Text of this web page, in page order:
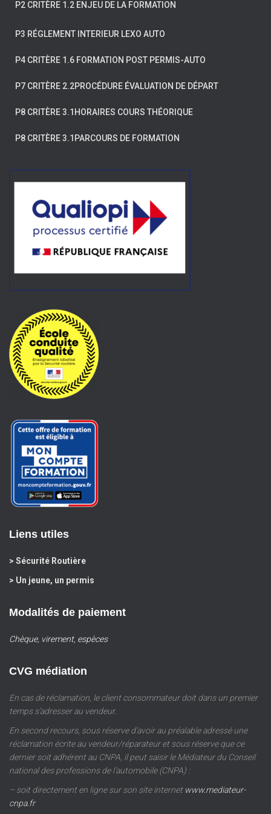
P2 CRITÈRE 1.2 ENJEU DE LA FORMATION
P3 RÉGLEMENT INTERIEUR LEXO AUTO
P4 CRITÈRE 1.6 FORMATION POST PERMIS-AUTO
P7 CRITÈRE 2.2PROCÉDURE ÉVALUATION DE DÉPART
P8 CRITÈRE 3.1HORAIRES COURS THÉORIQUE
P8 CRITÈRE 3.1PARCOURS DE FORMATION
Liens utiles
> Sécurité Routière
> Un jeune, un permis
Modalités de paiement
Chèque, virement, espèces
CVG médiation
En cas de réclamation, le client consommateur doit dans un premier
temps s’adresser au vendeur.
En second recours, sous réserve d’avoir au préalable adressé une
réclamation écrite au vendeur/réparateur et sous réserve que ce
dernier soit adhérent au CNPA, il peut saisir le Médiateur du Conseil
national des professions de l’automobile (CNPA) :
– soit directement en ligne sur son site internet www.mediateur-
cnpa.fr